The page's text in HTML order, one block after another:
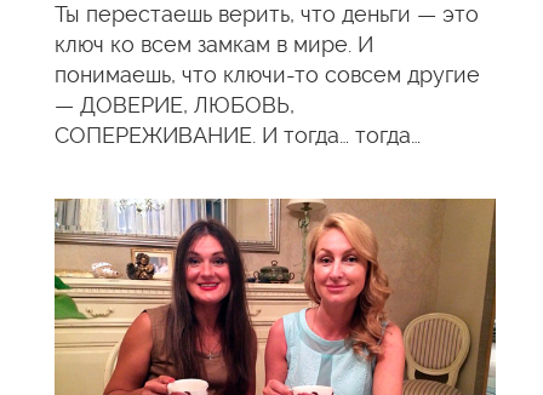
Ты перестаешь верить, что деньги — это
ключ ко всем замкам в мире. И
понимаешь, что ключи-то совсем другие
— ДОВЕРИЕ, ЛЮБОВЬ,
СОПЕРЕЖИВАНИЕ. И тогда… тогда…